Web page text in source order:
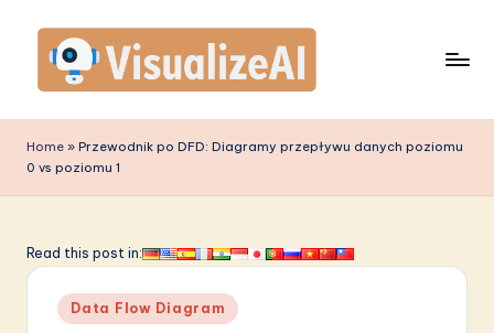
content
is
u
li
Home » Przewodnik po DFD: Diagramy przepływu danych poziomu
0 vs poziomu 1
Read this post in:
Posted
in
Data Flow Diagram